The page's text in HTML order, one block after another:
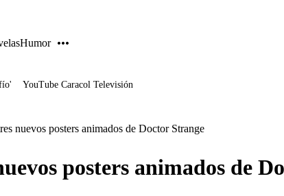
Humor
YouTube Caracol Televisión
nuevos posters animados de Doctor Strange
posters animados de